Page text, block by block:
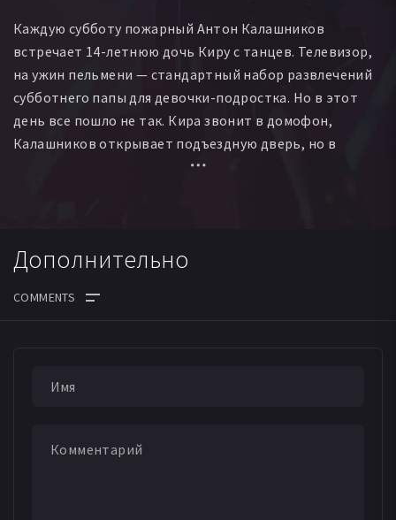
Каждую субботу пожарный Антон Калашников
встречает 14-летнюю дочь Киру с танцев. Телевизор,
на ужин пельмени — стандартный набор развлечений
субботнего папы для девочки-подростка. Но в этот
день все пошло не так. Кира звонит в домофон,
Калашников открывает подъездную дверь, но в
квартиру девочка не поднимается. Антону приходится
Дополнительно